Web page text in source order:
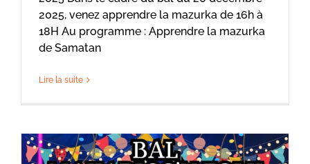
2025, venez apprendre la mazurka de 16h à
18H Au programme : Apprendre la mazurka
de Samatan
Lire la suite